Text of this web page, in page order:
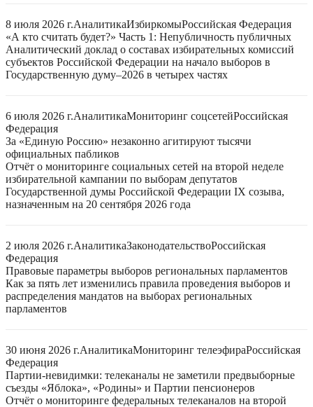
8 июля 2026 г.АналитикаИзбиркомыРоссийская Федерация
«А кто считать будет?» Часть 1: Непубличность публичных
Аналитический доклад о составах избирательных комиссий
субъектов Российской Федерации на начало выборов в
Государственную думу–2026 в четырех частях
6 июля 2026 г.АналитикаМониторинг соцсетейРоссийская
Федерация
За «Единую Россию» незаконно агитируют тысячи
официальных пабликов
Отчёт о мониторинге социальных сетей на второй неделе
избирательной кампании по выборам депутатов
Государственной думы Российской Федерации IX созыва,
назначенным на 20 сентября 2026 года
2 июля 2026 г.АналитикаЗаконодательствоРоссийская
Федерация
Правовые параметры выборов региональных парламентов
Как за пять лет изменились правила проведения выборов и
распределения мандатов на выборах региональных
парламентов
30 июня 2026 г.АналитикаМониторинг телеэфираРоссийская
Федерация
Партии-невидимки: телеканалы не заметили предвыборные
съезды «Яблока», «Родины» и Партии пенсионеров
Отчёт о мониторинге федеральных телеканалов на второй